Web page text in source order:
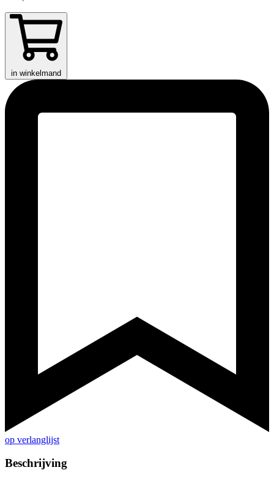
in winkelmand
op verlanglijst
Beschrijving